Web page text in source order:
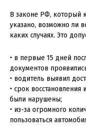
В законе РФ, который
указано, возможно ли
каких случаях. Это
• в первые 15 дней
документов
• водитель выявил
• срок
были нарушены;
• из-за огромного
пользоваться